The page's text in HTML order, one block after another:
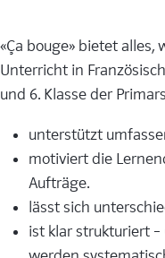
«Ça bouge» bietet alles,
Unterricht in
und 6. Klasse der
unterstützt
motiviert die
Aufträge.
lässt sich
ist klar strukturiert